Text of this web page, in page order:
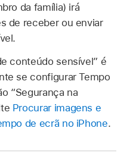
da família) irá
de receber ou enviar
conteúdo sensível” é
se configurar Tempo
“Segurança na
Procurar imagens e
de ecrã no iPhone.